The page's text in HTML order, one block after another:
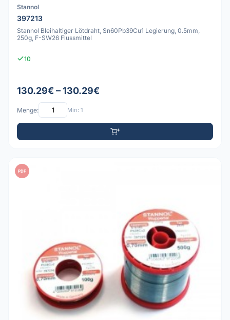
Stannol
397213
Stannol Bleihaltiger Lötdraht, Sn60Pb39Cu1 Legierung, 0.5mm,
250g, F-SW26 Flussmittel
10
130.29€ – 130.29€
Menge: Min: 1
PDF